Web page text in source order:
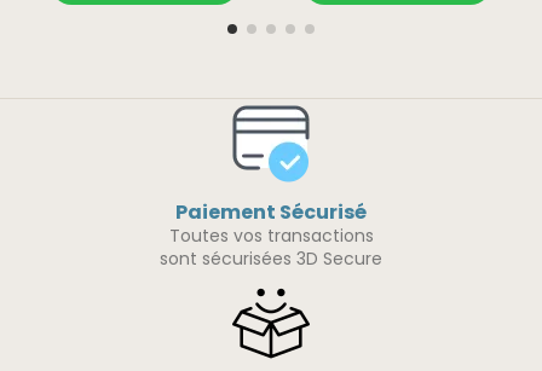
Paiement Sécurisé
Toutes vos transactions
sont sécurisées 3D Secure